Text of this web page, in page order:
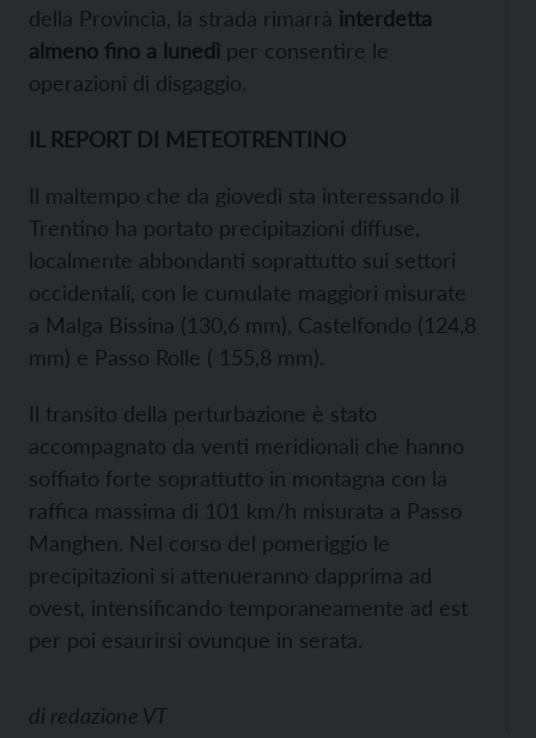
della Provincia, la strada rimarrà interdetta
almeno fino a lunedì per consentire le
operazioni di disgaggio.
IL REPORT DI METEOTRENTINO
Il maltempo che da giovedì sta interessando il
Trentino ha portato precipitazioni diffuse,
localmente abbondanti soprattutto sui settori
occidentali, con le cumulate maggiori misurate
a Malga Bissina (130,6 mm), Castelfondo (124,8
mm) e Passo Rolle ( 155,8 mm).
Il transito della perturbazione è stato
accompagnato da venti meridionali che hanno
soffiato forte soprattutto in montagna con la
raffica massima di 101 km/h misurata a Passo
Manghen. Nel corso del pomeriggio le
precipitazioni si attenueranno dapprima ad
ovest, intensificando temporaneamente ad est
per poi esaurirsi ovunque in serata.
di redazione VT